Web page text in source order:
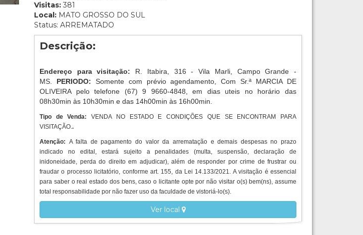
Visitas: 381
Local: MATO GROSSO DO SUL
Status: ARREMATADO
Descrição:
Endereço para visitação: R. Itabira, 316 - Vila Marli, Campo Grande -
MS. PERIODO: Somente com prévio agendamento, Com Sr.ª MARCIA DE
OLIVEIRA pelo telefone (67) 9 9660-4848, em dias uteis no horário das
08h30min às 10h30min e das 14h00min às 16h00min.
Tipo de Venda:VENDA NO ESTADO E CONDIÇÕES QUE SE ENCONTRAM PARA
VISITAÇÃO..
Atenção: A falta de pagamento do valor da arrematação e demais despesas no prazo
indicado no edital, estará sujeito a penalidades (multa, suspensão, declaração de
inidoneidade, perda do direito em adjudicar), além de responder por crime de frustrar ou
fraudar o processo licitatório, conforme art. 155, da Lei 14.133/2021. A visitação é essencial
para saber o real estado dos bens, caso o licitante opte por não visitar o(s) bem(ns), assume
total responsabilidade por não fazer uso da faculdade de vistoriá-lo(s).
Ver local